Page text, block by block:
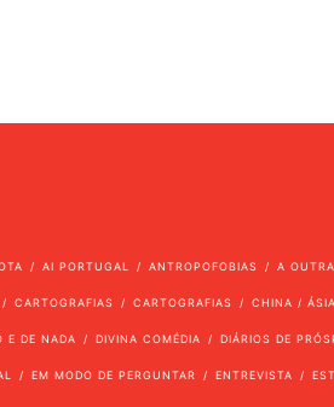
AI PORTUGAL ANTROPOFOBIAS A
CARTOGRAFIAS CARTOGRAFIAS CHINA / ÁSIA
E DE NADA DIVINA COMÉDIA DIÁRIOS DE
EM MODO DE PERGUNTAR ENTREVISTA